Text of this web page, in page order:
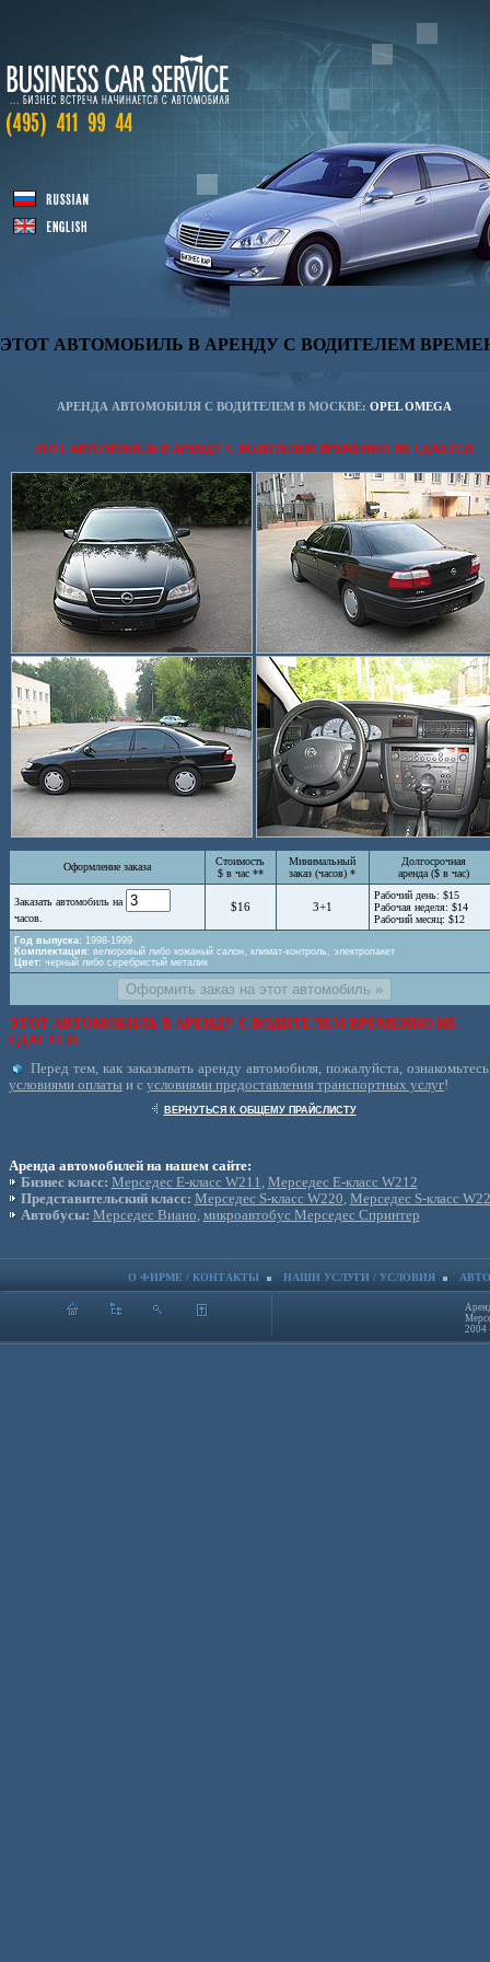
ЭТОТ АВТОМОБИЛЬ В АРЕНДУ С ВОДИТЕЛЕМ
АРЕНДА АВТОМОБИЛЯ С ВОДИТЕЛЕМ В МОСКВЕ: OPEL OMEGA
ЭТОТ АВТОМОБИЛЬ В АРЕНДУ С ВОДИТЕЛЕМ ВРЕМЕННО НЕ СДАЕТСЯ.
Оформление заказа
Стоимость
$ в час **
Минимальный
заказ (часов) *
Долгосрочная
аренда ($ в час)
Заказать автомобиль на
часов.
$16 3+1
Рабочий день: $15
Рабочая неделя: $14
Рабочий месяц: $12
Год выпуска: 1998-1999
Комплектация: велюровый либо кожаный салон, климат-контроль, электропакет
Цвет: черный либо серебристый металик
ЭТОТ АВТОМОБИЛЬ В АРЕНДУ С ВОДИТЕЛЕМ ВРЕМЕННО НЕ
СДАЕТСЯ.
Перед тем, как заказывать аренду автомобиля, пожалуйста,
условиями оплаты и с условиями предоставления транспортных услуг!
ВЕРНУТЬСЯ К ОБЩЕМУ ПРАЙСЛИСТУ
Аренда автомобилей на нашем сайте:
Бизнес класс: Мерседес Е-класс W211, Мерседес Е-класс W212
Представительский класс: Мерседес S-класс W220, Мерседес S-класс
Автобусы: Мерседес Виано, микроавтобус Мерседес Спринтер
О ФИРМЕ / КОНТАКТЫ НАШИ УСЛУГИ / УСЛОВИЯ
2004